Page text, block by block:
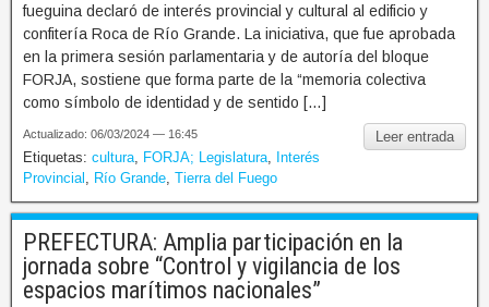
fueguina declaró de interés provincial y cultural al edificio y
confitería Roca de Río Grande. La iniciativa, que fue aprobada
en la primera sesión parlamentaria y de autoría del bloque
FORJA, sostiene que forma parte de la “memoria colectiva
como símbolo de identidad y de sentido […]
Leer entrada
Actualizado: 06/03/2024 — 16:45
Etiquetas: cultura FORJA; Legislatura
Interés
Provincial
Río Grande Tierra del Fuego
PREFECTURA: Amplia participación en la
jornada sobre “Control y vigilancia de los
espacios marítimos nacionales”